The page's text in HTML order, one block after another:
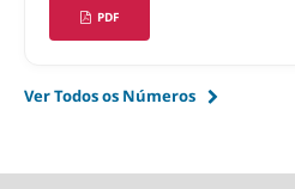
PDF
Ver Todos os Números